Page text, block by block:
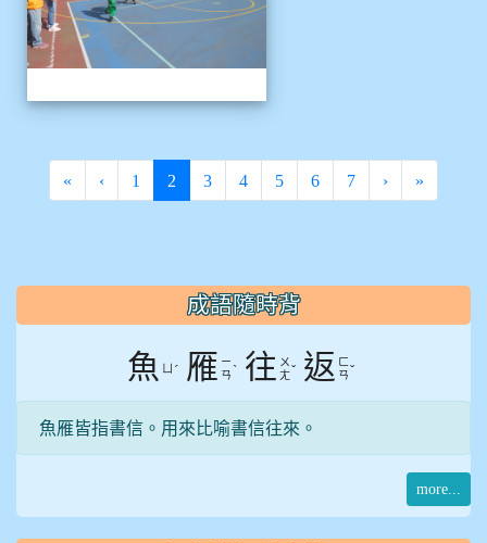
« ‹ 1 2 (current)
3 4 5 6 7 › »
::: 成語隨時背
魚 ˊ 雁 ㄧ
ㄢ ˋ 往 ㄨ
ㄤˇ 返 ㄈ
ㄢˇ
魚雁皆指書信。用來比喻書信往來。
more...